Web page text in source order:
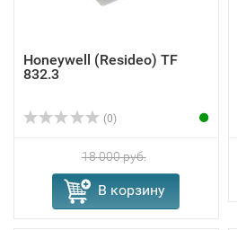
Honeywell (Resideo) TF
832.3
(0)
18 000 руб.
В корзину